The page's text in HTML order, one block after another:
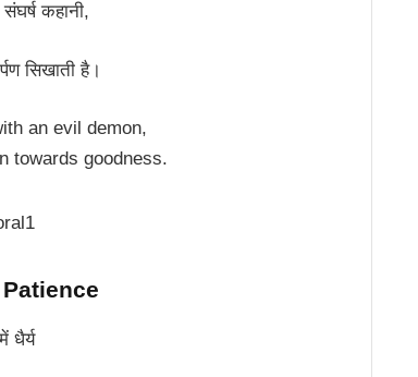
कहानी,
सिखाती है।
an evil demon,
towards goodness.
Patience
धैर्य